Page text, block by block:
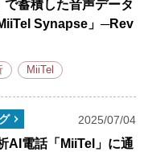
蓄積した音声データ
Synapse」─Rev
MiiTel
2025/07/04
AI電話「MiiTel」に通